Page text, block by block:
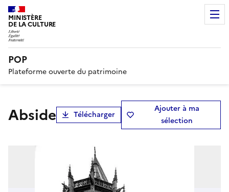
MINISTÈRE
DE LA CULTURE
POP
Plateforme ouverte du patrimoine
Abside Télécharger
Ajouter à ma
sélection